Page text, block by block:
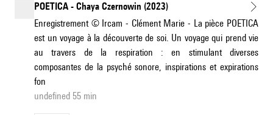
POETICA - Chaya Czernowin (2023)
Enregistrement © Ircam - Clément Marie - La pièce POETICA
est un voyage à la découverte de soi. Un voyage qui prend vie
au travers de la respiration : en stimulant diverses
composantes de la psyché sonore, inspirations et expirations
fon
undefined 55 min